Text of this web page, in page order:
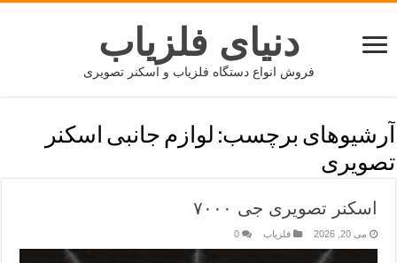
دنیای فلزیاب
فروش انواع دستگاه فلزیاب و اسکنر تصویری
آرشیوهای برچسب: لوازم جانبی اسکنر
تصویری
اسکنر تصویری جی ۷۰۰۰
می 20, 2026 فلزیاب 0